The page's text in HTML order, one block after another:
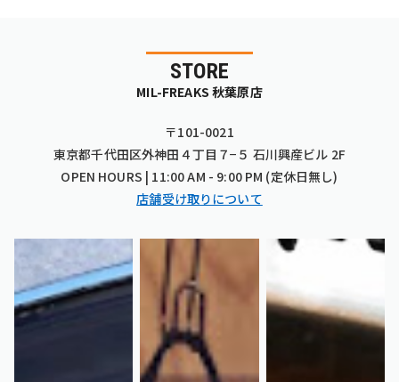
STORE
MIL-FREAKS 秋葉原店
〒101-0021
東京都千代田区外神田４丁目７−５ 石川興産ビル 2F
OPEN HOURS | 11:00 AM - 9:00 PM (定休日無し)
店舗受け取りについて